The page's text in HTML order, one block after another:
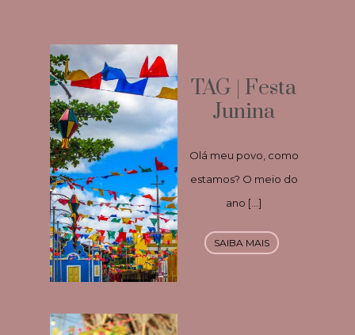
TAG | Festa
Junina
Olá meu povo, como
estamos? O meio do
ano […]
SAIBA MAIS